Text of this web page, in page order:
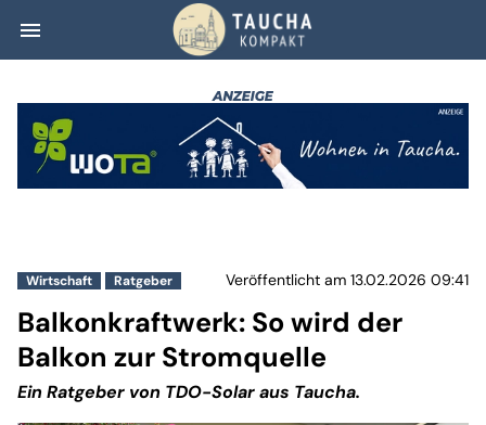
menu
Wirtschaft Ratgeber Veröffentlicht am 13.02.2026 09:41
Balkonkraftwerk: So wird der
Balkon zur Stromquelle
Ein Ratgeber von TDO-Solar aus Taucha.